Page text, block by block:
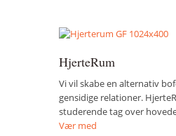
HjerteRum
Vi vil skabe en alternativ
gensidige relationer.
studerende tag over
Vær med